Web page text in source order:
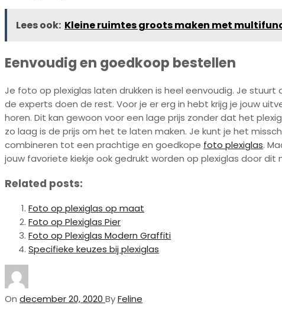
Lees ook: Kleine ruimtes groots maken met
Eenvoudig en goedkoop bestellen
Je foto op plexiglas laten drukken is heel eenvoudig. Je
de experts doen de rest. Voor je er erg in hebt krijg je jouw
horen. Dit kan gewoon voor een lage prijs zonder dat het
zo laag is de prijs om het te laten maken. Je kunt je het
combineren tot een prachtige en goedkope foto plexiglas.
jouw favoriete kiekje ook gedrukt worden op plexiglas door dit
Related posts:
Foto op plexiglas op maat
Foto op Plexiglas Pier
Foto op Plexiglas Modern Graffiti
Specifieke keuzes bij plexiglas
On december 20, 2020 ByFeline